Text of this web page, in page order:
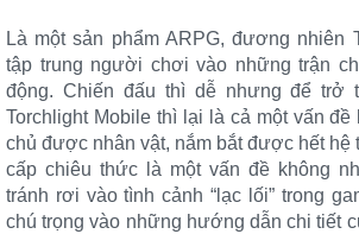
Là một sản phẩm ARPG, đương nhiên
tập trung người chơi vào những trận
động. Chiến đấu thì dễ nhưng để trở
Torchlight Mobile thì lại là cả một vấn
chủ được nhân vật, nắm bắt được hết hệ
cấp chiêu thức là một vấn đề không
tránh rơi vào tình cảnh “lạc lối” trong
chú trọng vào những hướng dẫn chi tiết